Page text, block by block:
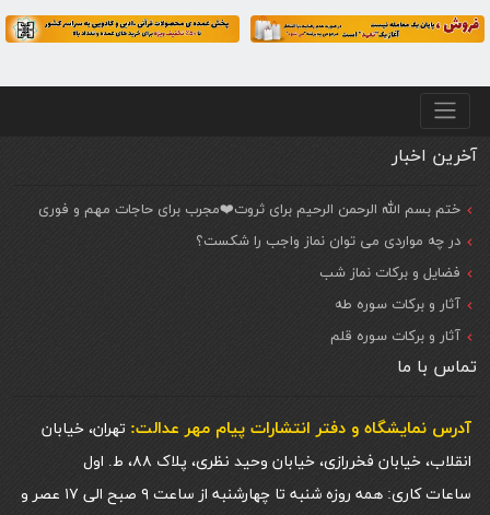
منو پایین
آخرین اخبار
ختم بسم الله الرحمن الرحیم برای ثروت❤️مجرب برای حاجات مهم و فوری
در چه مواردی می توان نماز واجب را شکست؟
فضایل و برکات نماز شب
آثار و برکات سوره طه
آثار و برکات سوره قلم
تماس با ما
آدرس نمایشگاه و دفتر انتشارات پيام مهر عدالت: تهران، خیابان
انقلاب، خیابان فخررازی، خیابان وحید نظری، پلاک ۸۸، ط. اول
ساعات کاری: همه روزه شنبه تا چهارشنبه از ساعت ۹ صبح الی ۱۷ عصر و